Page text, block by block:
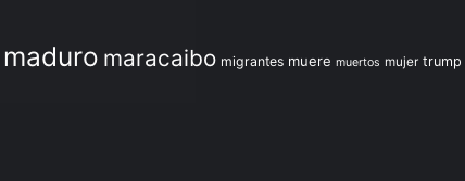
maduro maracaibo migrantes muere muertos mujer trump